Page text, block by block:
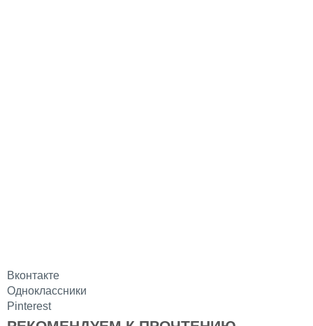
Вконтакте
Одноклассники
Pinterest